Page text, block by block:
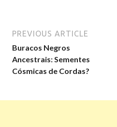
PREVIOUS ARTICLE
Buracos Negros
Ancestrais: Sementes
Cósmicas de Cordas?